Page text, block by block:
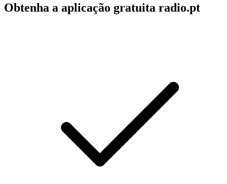
Obtenha a aplicação gratuita radio.pt